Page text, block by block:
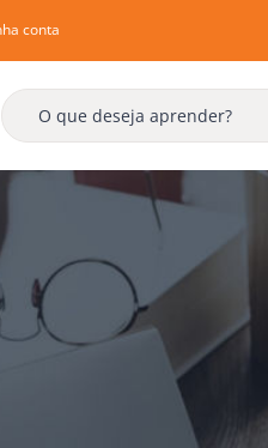
conta